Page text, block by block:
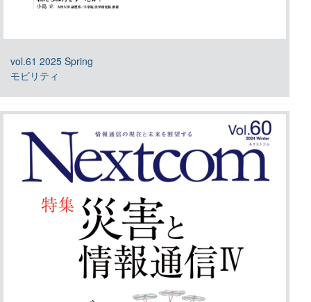
vol.61 2025 Spring
モビリティ